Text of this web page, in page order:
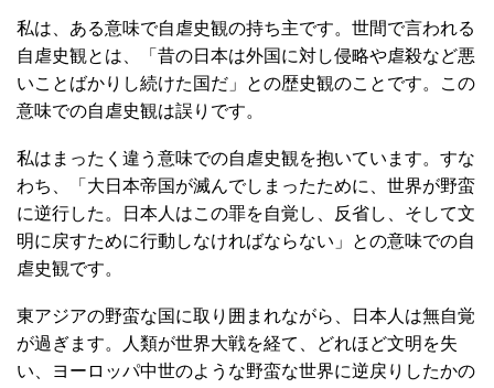
私は、ある意味で自虐史観の持ち主です。世間で言われる
自虐史観とは、「昔の日本は外国に対し侵略や虐殺など悪
いことばかりし続けた国だ」との歴史観のことです。この
意味での自虐史観は誤りです。
私はまったく違う意味での自虐史観を抱いています。すな
わち、「大日本帝国が滅んでしまったために、世界が野蛮
に逆行した。日本人はこの罪を自覚し、反省し、そして文
明に戻すために行動しなければならない」との意味での自
虐史観です。
東アジアの野蛮な国に取り囲まれながら、日本人は無自覚
が過ぎます。人類が世界大戦を経て、どれほど文明を失
い、ヨーロッパ中世のような野蛮な世界に逆戻りしたかの